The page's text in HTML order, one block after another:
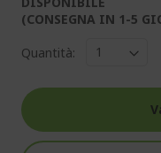
(CONSEGNA IN 1-5
Quantità: